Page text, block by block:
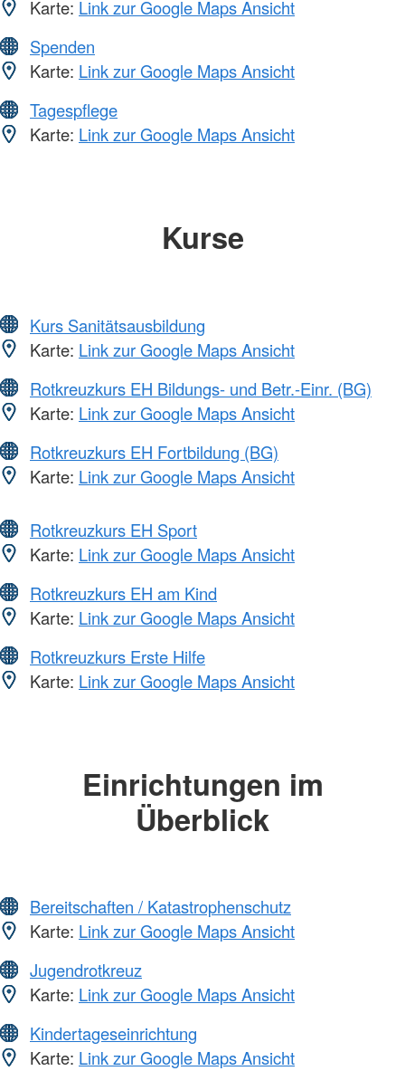
Karte: Link zur Google Maps Ansicht
Spenden
Karte: Link zur Google Maps Ansicht
Tagespflege
Karte: Link zur Google Maps Ansicht
Kurse
Kurs Sanitätsausbildung
Karte: Link zur Google Maps Ansicht
Rotkreuzkurs EH Bildungs- und Betr.-Einr. (BG)
Karte: Link zur Google Maps Ansicht
Rotkreuzkurs EH Fortbildung (BG)
Karte: Link zur Google Maps Ansicht
Rotkreuzkurs EH Sport
Karte: Link zur Google Maps Ansicht
Rotkreuzkurs EH am Kind
Karte: Link zur Google Maps Ansicht
Rotkreuzkurs Erste Hilfe
Karte: Link zur Google Maps Ansicht
Einrichtungen im
Überblick
Bereitschaften / Katastrophenschutz
Karte: Link zur Google Maps Ansicht
Jugendrotkreuz
Karte: Link zur Google Maps Ansicht
Kindertageseinrichtung
Karte: Link zur Google Maps Ansicht